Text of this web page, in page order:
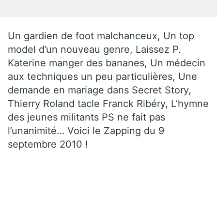
Un gardien de foot malchanceux, Un top
model d’un nouveau genre, Laissez P.
Katerine manger des bananes, Un médecin
aux techniques un peu particulières, Une
demande en mariage dans Secret Story,
Thierry Roland tacle Franck Ribéry, L’hymne
des jeunes militants PS ne fait pas
l’unanimité… Voici le Zapping du 9
septembre 2010 !